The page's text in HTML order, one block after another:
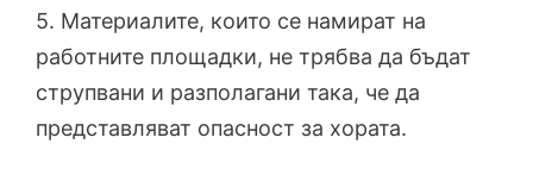
5. Материалите, които се намират на
работните площадки, не трябва да бъдат
струпвани и разполагани така, че да
представляват опасност за хората.